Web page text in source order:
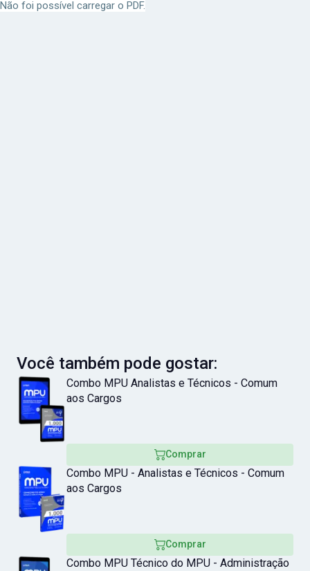
Não foi possível carregar o PDF.
Você também pode gostar:
Combo MPU Analistas e Técnicos - Comum
aos Cargos
Comprar
Combo MPU - Analistas e Técnicos - Comum
aos Cargos
Comprar
Combo MPU Técnico do MPU - Administração